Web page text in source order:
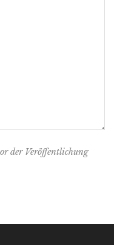
der Veröffentlichung